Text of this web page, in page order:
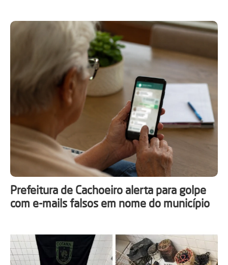
Prefeitura de Cachoeiro alerta para golpe
com e-mails falsos em nome do município